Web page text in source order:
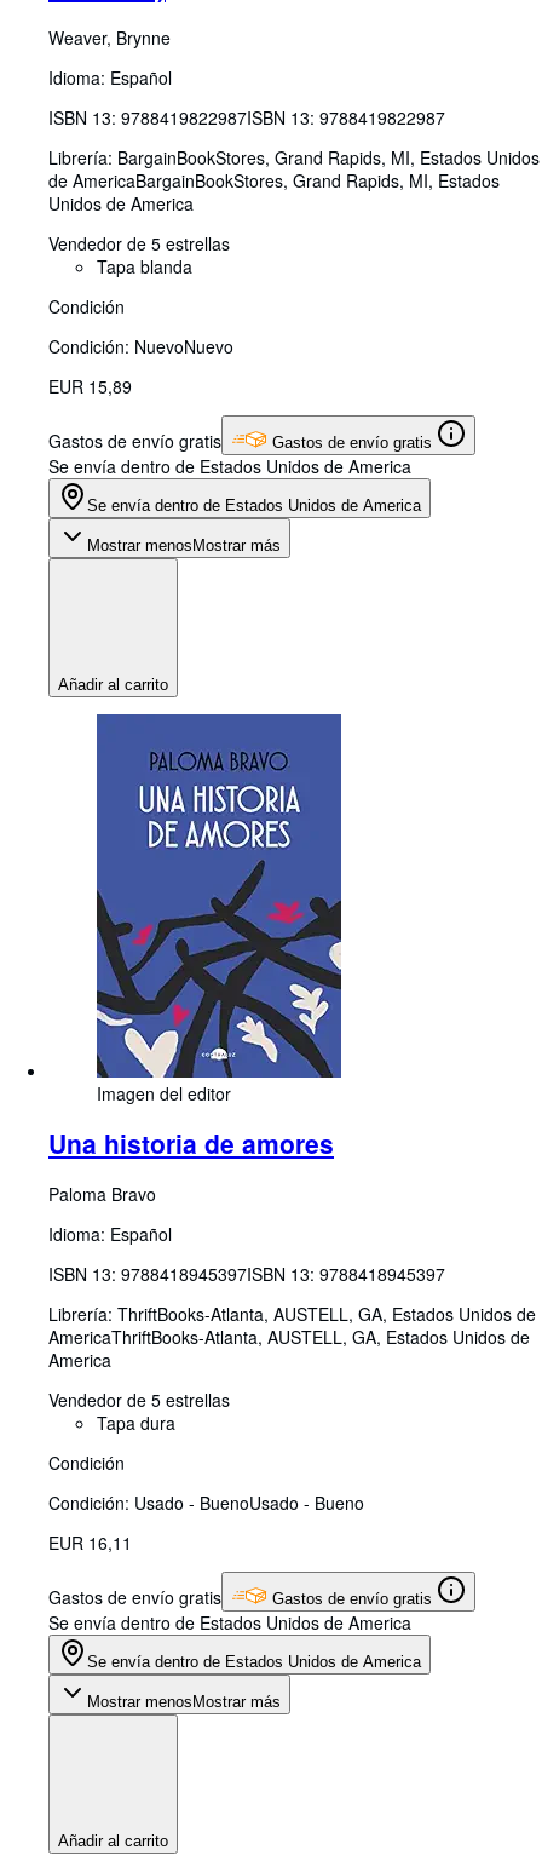
Weaver, Brynne
Idioma: Español
ISBN 13: 9788419822987ISBN 13: 9788419822987
Librería: BargainBookStores, Grand Rapids, MI, Estados Unidos
de AmericaBargainBookStores, Grand Rapids, MI, Estados
Unidos de America
Vendedor de 5 estrellas
Tapa blanda
Condición
Condición: NuevoNuevo
EUR 15,89
Gastos de envío gratis Gastos de envío gratis
Se envía dentro de Estados Unidos de America
Se envía dentro de Estados Unidos de America
Mostrar menosMostrar más
Añadir al carrito
Imagen del editor
Una historia de amores
Paloma Bravo
Idioma: Español
ISBN 13: 9788418945397ISBN 13: 9788418945397
Librería: ThriftBooks-Atlanta, AUSTELL, GA, Estados Unidos de
AmericaThriftBooks-Atlanta, AUSTELL, GA, Estados Unidos de
America
Vendedor de 5 estrellas
Tapa dura
Condición
Condición: Usado - BuenoUsado - Bueno
EUR 16,11
Gastos de envío gratis Gastos de envío gratis
Se envía dentro de Estados Unidos de America
Se envía dentro de Estados Unidos de America
Mostrar menosMostrar más
Añadir al carrito